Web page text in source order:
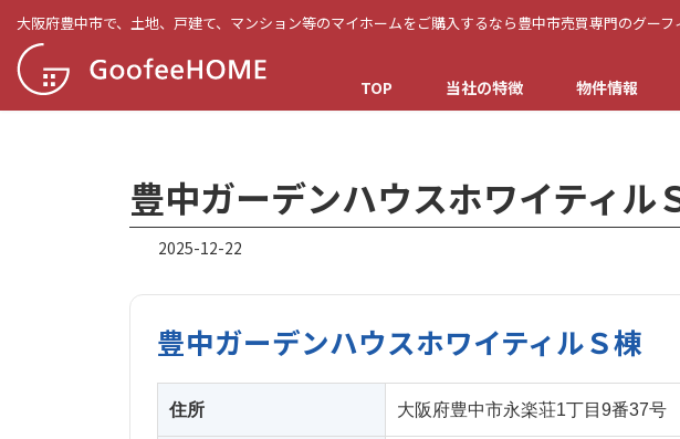
ツ
シ
大阪府豊中市で、土地、戸建て、マンション等のマイホームをご購入するなら豊中市売買専門のグーフ
TOP 当社の特徴 物件情報
豊中ガーデンハウスホワイティル
2025-12-22
豊中ガーデンハウスホワイティルＳ棟
住所 大阪府豊中市永楽荘1丁目9番37号